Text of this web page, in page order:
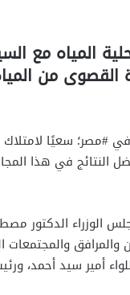
المياه مع
القصوى من
#مصر؛ سعيًا
النتائج في هذا
الوزراء الدكتور
والمجتمعات
أمير سيد أحمد،